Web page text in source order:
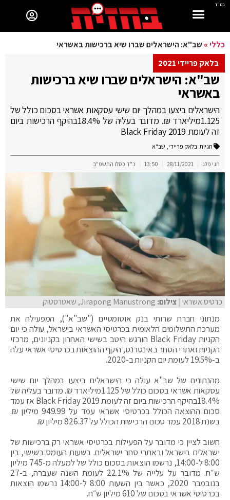
בס"ד
כללי» שב"א: הישראלים שברו שיא ברכישות באשראי
בלאק פריידי 2021
שב"א: הישראלים שברו שיא ברכישות
באשראי
הישראלים ביצעו במהלך יום שישי עסקאות אשראי בסכום כולל של
1.125מיליארד ₪. מדובר בעליה של 18.4%בהיקף הרכישות ביום
זה לעומת Black Friday 2019
תגיות: בלאק פריידי, שב"א
חגי פלג 28/11/2021
13:50 כ"ד כסלו התשפ"ב
כרטיס אשראי| צילום: Jirapong Manustrong, שאטרסטוק
מנתוני חברת שרותי בנק אוטומטיים ("שב"א"), המפעילה את
מערכת התשלומים הלאומית בכרטיסי האשראי בישראל, עולה כי יום
הקניות Black Friday הורגש היטב בשישי האחרון בקניונים, מרכזי
הקניות ואתרי הסחר באינטרנט, היקף ההוצאות בכרטיסי אשראי עלה
ב-19.5% לעומת יום הקניות ב-2020.
מהנתונים של שב"א עולה כי הישראלים ביצעו במהלך יום שישי
עסקאות אשראי בסכום כולל של 1.125מיליארד ₪. מדובר בעליה של
18.4%בהיקף הרכישות ביום זה לעומת Black Friday 2019 אז עמד
סכום ההוצאה הכולל בכרטיסי אשראי עמד על 949.99 מיליון ₪.
בשנת 2018 עמד סכום הרכישות הכולל על 826.37 מיליון ₪.
חשוב לציין כי מדובר על הפעילות בכרטיסי אשראי רק ברכישות של
ישראלים בישראל ובאתרי סחר ישראלים. בשעות העומס בשישי, בין
8:00 ל-14:00, נרשמו הוצאות בסכום כולל של למעלה מ-745 מיליון
ש״ח. מדובר על עלייה של 22.1% לעומת השנה שעברה, ב-27
בנובמבר 2020, כאשר בין השעות 8:00 ל-14:00 נרשמו הוצאות
בכרטיסי אשראי בסכום של 610 מיליון ש״ח.